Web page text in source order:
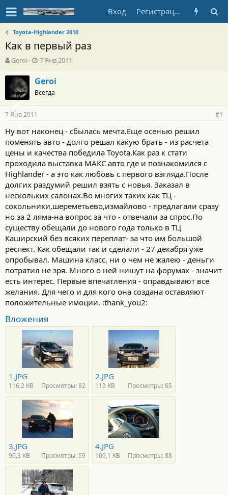
Вход Регистрация
Toyota-Highlander 2010
Как в первый раз
А
в
т
о
р
т
е
м
ы
Geroi
Д
а
т
а
н
а
а
л
а
7 Янв 2011
Geroi
Всегда
7 Янв 2011 #1
Ну вот наконец - сбылась мечта.Еще осенью решил
поменять авто - долго решал какую брать - из расчета
цены и качества победила Toyota.Как раз к стати
проходила выставка МАКС авто где и познакомился с
Highlander - а это как любовь с первого взгляда.После
долгих раздумий решил взять с новья. Заказал в
нескольких салонах.Во многих таких как ТЦ -
сокольники,шереметьево,измайлово - предлагали сразу
но за 2 ляма-на вопрос за что - отвечали за спрос.По
существу обещали до нового года только в ТЦ
Каширский без всяких переплат- за что им большой
респект. Как обещали так и сделали - 27 декабря уже
опробывал. Машина класс, ни о чем не жалею - деньги
потратил не зря. Много о ней нишут на форумах - значит
есть интерес. Первые впечатления - оправдывают все
желания. Для чего и для кого она создана оставляют
положительные имоции. :thank_you2:
Вложения
1.JPG
116,2 KB Просмотры: 82
2.JPG
113 KB Просмотры: 65
3.JPG
99,3 KB Просмотры: 59
4.JPG
109,1 KB Просмотры: 88